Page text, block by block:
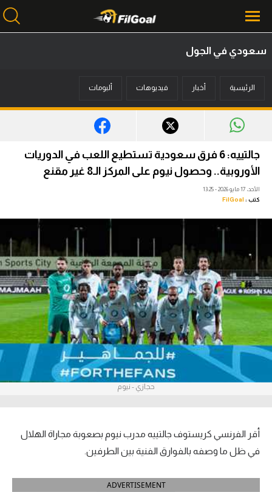
أخبار
ميركاتو
فانتازي في الجول
مسابقة التوقعات
آراء حرة
ركن الألعاب
بطولات
أمريكا 2026
الدوري الإنجليزي الممتاز
الدوري الإسباني
سعودي في الجول
الرئيسية أخبار فيديوهات ألبومات
جالتييه: 6 فرق سعودية تستطيع اللعب في الدوريات
الأوروبية.. وحصول نيوم على المركز الـ8 غير مقنع
الأحد، 17 مايو 2026 - 13:25
كتب : FilGoal
حجازي - نيوم
أقر الفرنسي كريستوف جالتييه مدرب نيوم بصعوبة مجاراة الهلال
في ظل ما وصفه بالفوارق الفنية بين الطرفين.
ADVERTISEMENT